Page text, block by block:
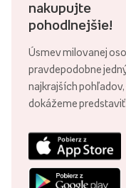
nakupujte
pohodlnejšie!
Úsmev milovanej
pravdepodobne
najkrajších pohľadov,
dokážeme